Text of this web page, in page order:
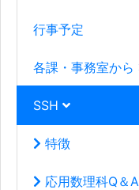
行事予定
各課・事務室から
SSH
特徴
応用数理科Q＆A